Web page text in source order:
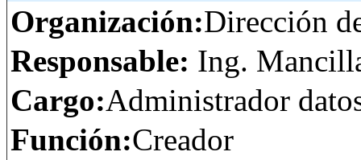
Organización:Dirección
Responsable: Ing.
Cargo:Administrador
Función:Creador